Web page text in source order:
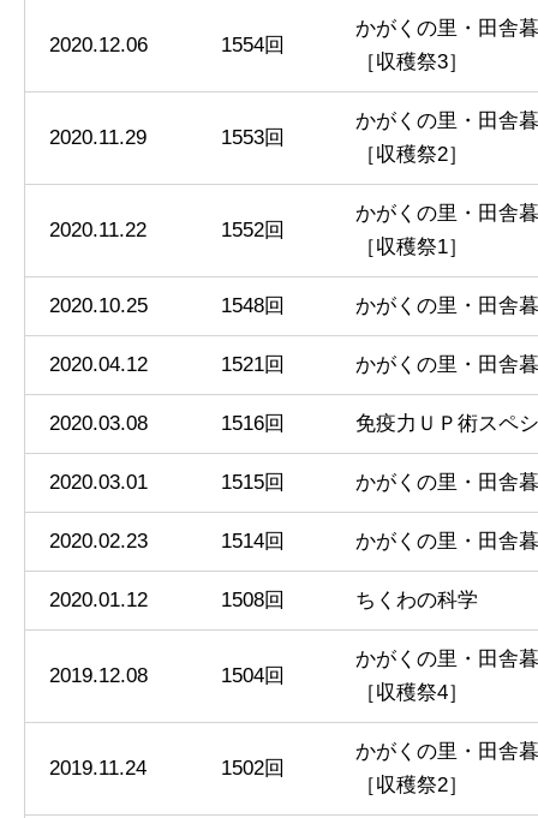
2020.12.06 1554回
かがくの里・田舎
［収穫祭3］
2020.11.29 1553回
かがくの里・田舎
［収穫祭2］
2020.11.22 1552回
かがくの里・田舎
［収穫祭1］
2020.10.25 1548回 かがくの里・田舎
2020.04.12 1521回 かがくの里・田舎
2020.03.08 1516回 免疫力ＵＰ術スペ
2020.03.01 1515回 かがくの里・田舎
2020.02.23 1514回 かがくの里・田舎
2020.01.12 1508回 ちくわの科学
2019.12.08 1504回
かがくの里・田舎
［収穫祭4］
2019.11.24 1502回
かがくの里・田舎
［収穫祭2］